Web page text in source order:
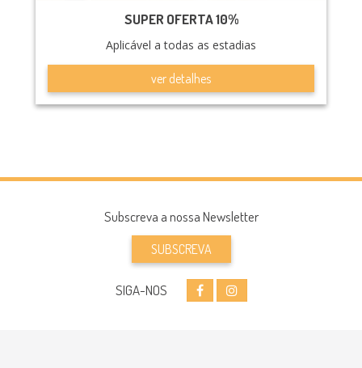
SUPER OFERTA 10%
Aplicável a todas as estadias
ver detalhes
Subscreva a nossa Newsletter
SUBSCREVA
SIGA-NOS